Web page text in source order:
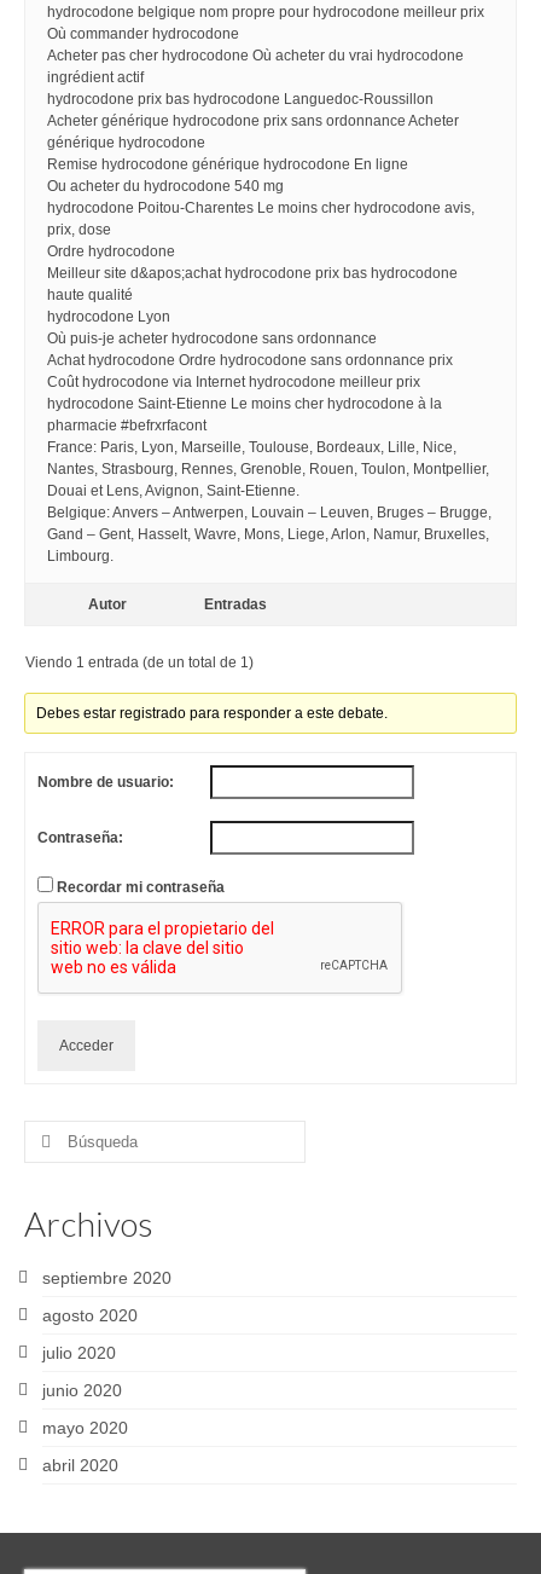
hydrocodone belgique nom propre pour hydrocodone meilleur prix
Où commander hydrocodone
Acheter pas cher hydrocodone Où acheter du vrai hydrocodone
ingrédient actif
hydrocodone prix bas hydrocodone Languedoc-Roussillon
Acheter générique hydrocodone prix sans ordonnance Acheter
générique hydrocodone
Remise hydrocodone générique hydrocodone En ligne
Ou acheter du hydrocodone 540 mg
hydrocodone Poitou-Charentes Le moins cher hydrocodone avis,
prix, dose
Ordre hydrocodone
Meilleur site d&apos;achat hydrocodone prix bas hydrocodone
haute qualité
hydrocodone Lyon
Où puis-je acheter hydrocodone sans ordonnance
Achat hydrocodone Ordre hydrocodone sans ordonnance prix
Coût hydrocodone via Internet hydrocodone meilleur prix
hydrocodone Saint-Etienne Le moins cher hydrocodone à la
pharmacie #befrxrfacont
France: Paris, Lyon, Marseille, Toulouse, Bordeaux, Lille, Nice,
Nantes, Strasbourg, Rennes, Grenoble, Rouen, Toulon, Montpellier,
Douai et Lens, Avignon, Saint-Etienne.
Belgique: Anvers – Antwerpen, Louvain – Leuven, Bruges – Brugge,
Gand – Gent, Hasselt, Wavre, Mons, Liege, Arlon, Namur, Bruxelles,
Limbourg.
Autor Entradas
Viendo 1 entrada (de un total de 1)
Debes estar registrado para responder a este debate.
Nombre de usuario:
Contraseña:
Recordar mi contraseña
Acceder
Buscar
Archivos
septiembre 2020
agosto 2020
julio 2020
junio 2020
mayo 2020
abril 2020